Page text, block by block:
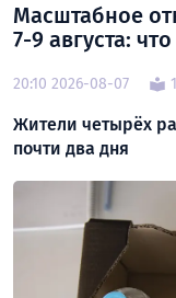
Масштабное
7-9 августа:
20:10 2026-08-07
Жители четырёх
почти два дня